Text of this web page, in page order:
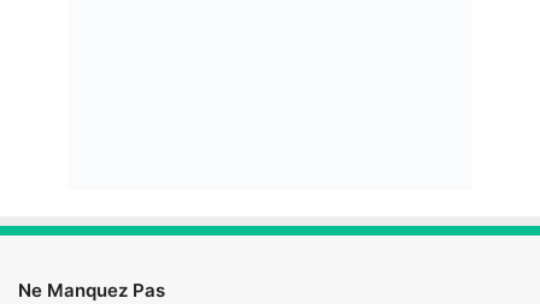
Ne Manquez Pas